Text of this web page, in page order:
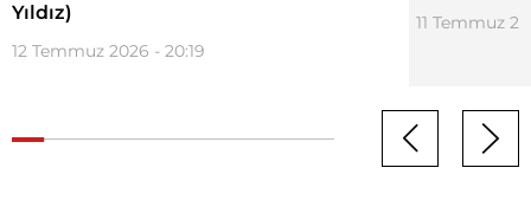
Yıldız)
12 Temmuz 2026 - 20:19
11 Temmuz